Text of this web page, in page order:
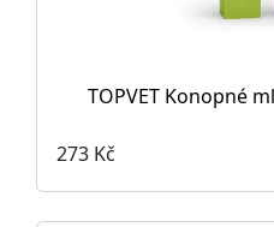
TOPVET Konopné
273 Kč